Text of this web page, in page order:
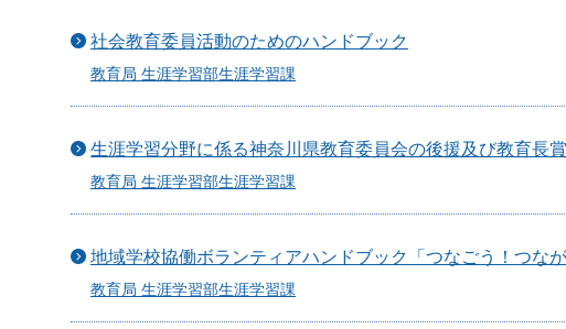
社会教育委員活動のためのハンドブック
教育局 生涯学習部生涯学習課
生涯学習分野に係る神奈川県教育委員会の後援及び教育長
教育局 生涯学習部生涯学習課
地域学校協働ボランティアハンドブック「つなごう！つな
教育局 生涯学習部生涯学習課